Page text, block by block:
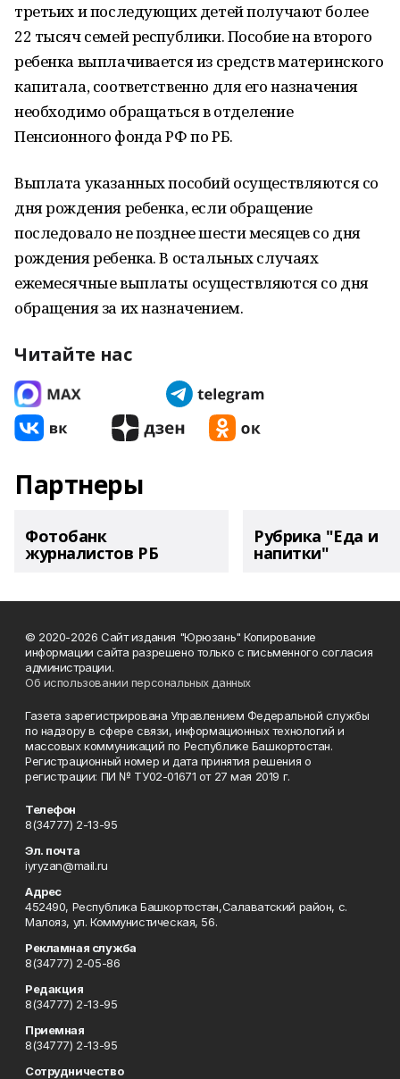
третьих и последующих детей получают более
22 тысяч семей республики. Пособие на второго
ребенка выплачивается из средств материнского
капитала, соответственно для его назначения
необходимо обращаться в отделение
Пенсионного фонда РФ по РБ.
Выплата указанных пособий осуществляются со
дня рождения ребенка, если обращение
последовало не позднее шести месяцев со дня
рождения ребенка. В остальных случаях
ежемесячные выплаты осуществляются со дня
обращения за их назначением.
Читайте нас
Партнеры
Фотобанк
журналистов РБ
Рубрика "Еда и
напитки"
© 2020-2026 Сайт издания "Юрюзань" Копирование
информации сайта разрешено только с письменного согласия
администрации.
Об использовании персональных данных
Газета зарегистрирована Управлением Федеральной службы
по надзору в сфере связи, информационных технологий и
массовых коммуникаций по Республике Башкортостан.
Регистрационный номер и дата принятия решения о
регистрации: ПИ № ТУ02-01671 от 27 мая 2019 г.
Телефон
8(34777) 2-13-95
Эл. почта
iyryzan@mail.ru
Адрес
452490, Республика Башкортостан,Салаватский район, с.
Малояз, ул. Коммунистическая, 56.
Рекламная служба
8(34777) 2-05-86
Редакция
8(34777) 2-13-95
Приемная
8(34777) 2-13-95
Сотрудничество